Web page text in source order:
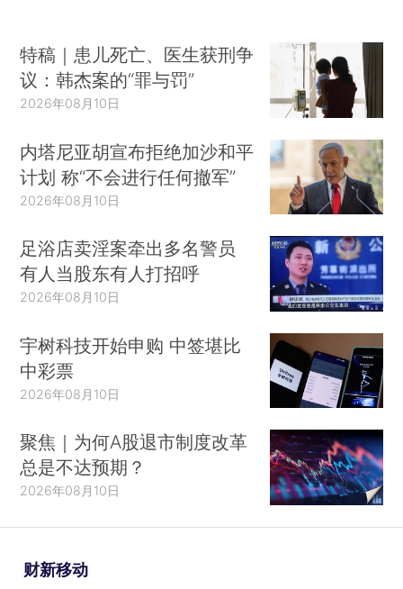
特稿｜患儿死亡、医生获刑争
议：韩杰案的“罪与罚”
2026年08月10日
内塔尼亚胡宣布拒绝加沙和平
计划 称“不会进行任何撤军”
2026年08月10日
足浴店卖淫案牵出多名警员
有人当股东有人打招呼
2026年08月10日
宇树科技开始申购 中签堪比
中彩票
2026年08月10日
聚焦｜为何A股退市制度改革
总是不达预期？
2026年08月10日
财新移动